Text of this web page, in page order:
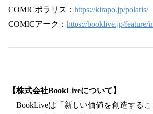
COMICポラリス： https://kirapo.jp/polaris/
COMICアーク： https://booklive.jp/feature/
【株式会社BookLiveについて】
BookLiveは「新しい価値を創造するこ